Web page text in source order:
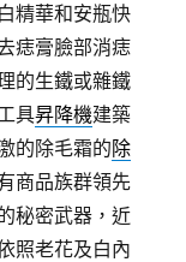
精華和安瓶快
痣膏臉部消痣
的生鐵或雜鐵
具昇降機建築
的除毛霜的除
商品族群領先
秘密武器，近
照老花及白內